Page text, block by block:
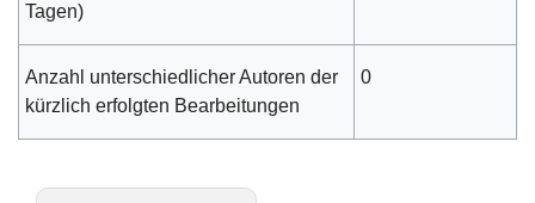
Tagen)
Anzahl unterschiedlicher Autoren der
kürzlich erfolgten Bearbeitungen
0